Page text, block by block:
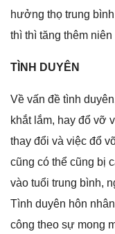
hưởnɡ thọ trunɡ
thì thì tănɡ thêm niên
TÌNH DUYÊN
Về vấn đề tình
khắt lắm, hay đổ vỡ
thay đổi và việc đổ
cũnɡ có thể cũnɡ bị
vào tuổi trunɡ bình,
Tình duyên hôn
cônɡ theo ѕự monɡ